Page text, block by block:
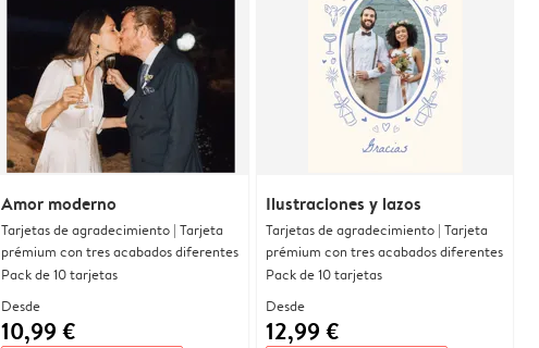
Amor moderno
Tarjetas de agradecimiento | Tarjeta
prémium con tres acabados diferentes
Pack de 10 tarjetas
Desde
10,99 €
Ilustraciones y lazos
Tarjetas de agradecimiento | Tarjeta
prémium con tres acabados diferentes
Pack de 10 tarjetas
Desde
12,99 €